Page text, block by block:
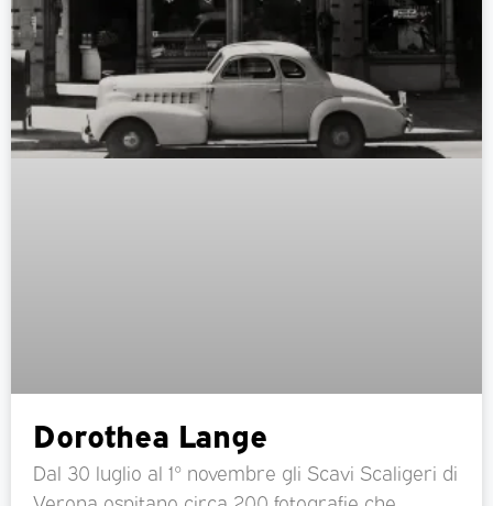
Dorothea Lange
Dal 30 luglio al 1° novembre gli Scavi Scaligeri di